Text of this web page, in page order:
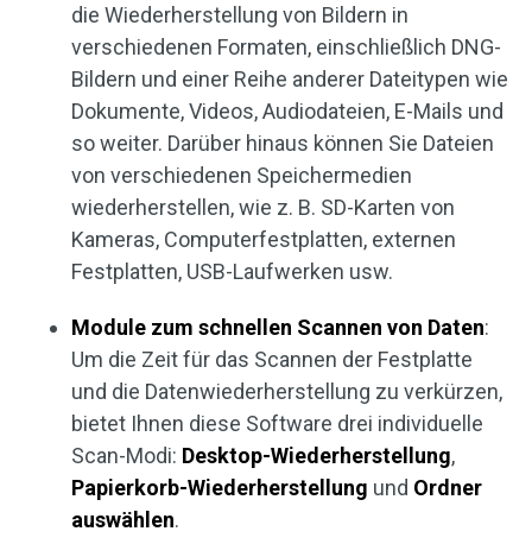
die Wiederherstellung von Bildern in
verschiedenen Formaten, einschließlich DNG-
Bildern und einer Reihe anderer Dateitypen wie
Dokumente, Videos, Audiodateien, E-Mails und
so weiter. Darüber hinaus können Sie Dateien
von verschiedenen Speichermedien
wiederherstellen, wie z. B. SD-Karten von
Kameras, Computerfestplatten, externen
Festplatten, USB-Laufwerken usw.
Module zum schnellen Scannen von Daten:
Um die Zeit für das Scannen der Festplatte
und die Datenwiederherstellung zu verkürzen,
bietet Ihnen diese Software drei individuelle
Scan-Modi: Desktop-Wiederherstellung,
Papierkorb-Wiederherstellung und Ordner
auswählen.